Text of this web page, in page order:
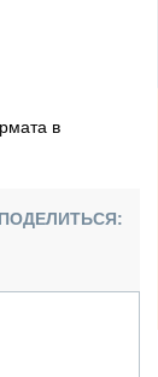
в
ПОДЕЛИТЬСЯ: